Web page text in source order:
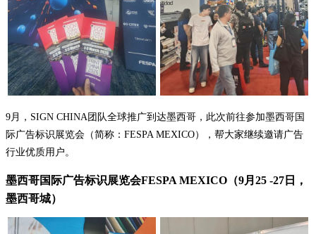
9月，SIGN CHINA团队全球推广到达墨西哥，此次前往参加墨西哥国
际广告标识展览会（简称：FESPA MEXICO），帮大家继续邀请广告
行业优质用户。
墨西哥国际广告标识展览会FESPA MEXICO（9月25 -27日，
墨西哥城）